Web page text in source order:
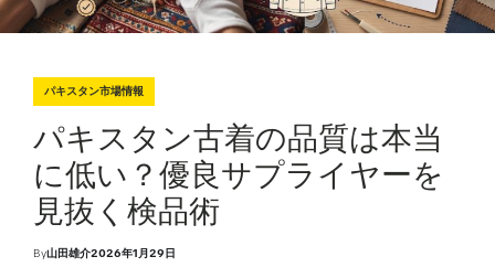
o
e
d
n
パキスタン市場情報
パキスタン古着の品質は本当
に低い？優良サプライヤーを
見抜く検品術
By山田雄介P2026年1月29日